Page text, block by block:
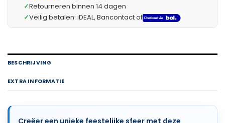
✓Retourneren binnen 14 dagen
✓Veilig betalen: iDEAL, Bancontact of
BESCHRIJVING
EXTRA INFORMATIE
Creëer een unieke feestelijke sfeer met deze